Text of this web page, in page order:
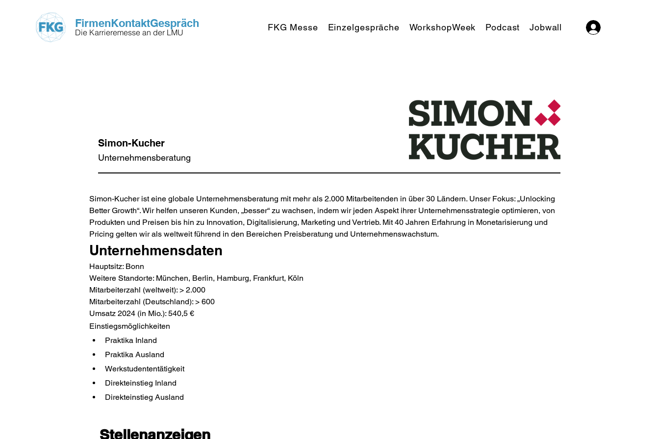
FirmenKontaktGespräch
Die Karrieremesse an der LMU FKG Messe Einzelgespräche WorkshopWeek Podcast Jobwall
Simon-Kucher
Unternehmensberatung
Simon-Kucher ist eine globale Unternehmensberatung mit mehr als 2.000 Mitarbeitenden in über 30 Ländern. Unser Fokus: „Unlocking
Better Growth“. Wir helfen unseren Kunden, „besser“ zu wachsen, indem wir jeden Aspekt ihrer Unternehmensstrategie optimieren, von
Produkten und Preisen bis hin zu Innovation, Digitalisierung, Marketing und Vertrieb. Mit 40 Jahren Erfahrung in Monetarisierung und
Pricing gelten wir als weltweit führend in den Bereichen Preisberatung und Unternehmenswachstum.
Unternehmensdaten
Hauptsitz: Bonn
Weitere Standorte: München, Berlin, Hamburg, Frankfurt, Köln
Mitarbeiterzahl (weltweit): > 2.000
Mitarbeiterzahl (Deutschland): > 600
Umsatz 2024 (in Mio.): 540,5 €
Einstiegsmöglichkeiten
Praktika Inland
Praktika Ausland
Werkstudententätigkeit
Direkteinstieg Inland
Direkteinstieg Ausland
Stellenanzeigen